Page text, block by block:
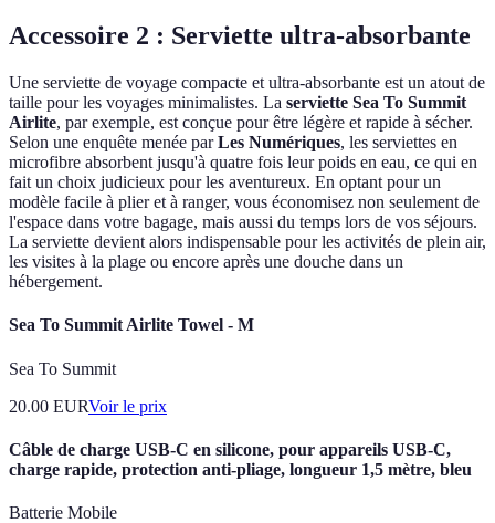
Accessoire 2 : Serviette ultra-absorbante
Une serviette de voyage compacte et ultra-absorbante est un atout de
taille pour les voyages minimalistes. La serviette Sea To Summit
Airlite, par exemple, est conçue pour être légère et rapide à sécher.
Selon une enquête menée parLes Numériques, les serviettes en
microfibre absorbent jusqu'à quatre fois leur poids en eau, ce qui en
fait un choix judicieux pour les aventureux. En optant pour un
modèle facile à plier et à ranger, vous économisez non seulement de
l'espace dans votre bagage, mais aussi du temps lors de vos séjours.
La serviette devient alors indispensable pour les activités de plein air,
les visites à la plage ou encore après une douche dans un
hébergement.
Sea To Summit Airlite Towel - M
Sea To Summit
20.00 EURVoir le prix
Câble de charge USB-C en silicone, pour appareils USB-C,
charge rapide, protection anti-pliage, longueur 1,5 mètre, bleu
Batterie Mobile